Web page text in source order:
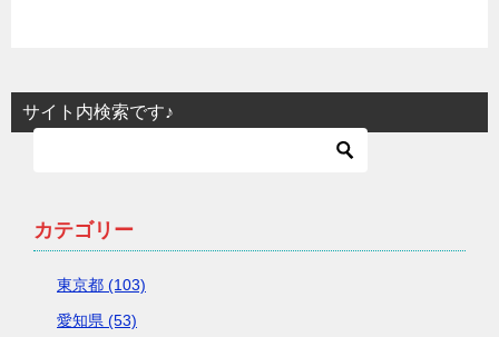
サイト内検索です♪
カテゴリー
東京都 (103)
愛知県 (53)